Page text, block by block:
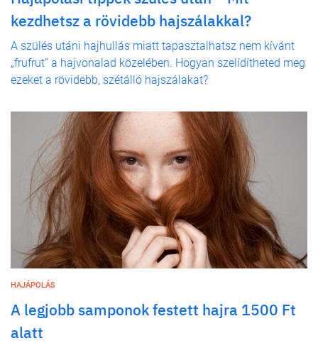
kezdhetsz a rövidebb hajszálakkal?
A szülés utáni hajhullás miatt tapasztalhatsz nem kívánt
„frufrut” a hajvonalad közelében. Hogyan szelídítheted meg
ezeket a rövidebb, szétálló hajszálakat?
HAJÁPOLÁS
A legjobb samponok festett hajra 1500 Ft
alatt